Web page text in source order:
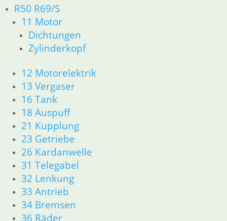
R50 R69/S
11 Motor
Dichtungen
Zylinderkopf
12 Motorelektrik
13 Vergaser
16 Tank
18 Auspuff
21 Kupplung
23 Getriebe
26 Kardanwelle
31 Telegabel
32 Lenkung
33 Antrieb
34 Bremsen
36 Räder
36 Räder
46 Rahmen Verkleidung R25/3
51 Spiegel & Schlösser
61 Fahrzeugelektrik
62 Instrumente
R26 & R27
11 Motor
Dichtungen
Zylinderkopf r26-r27
12 Motorelektrik
13 Vergaser
16 Tank
18 Auspuff
21 Kupplung
23 Getriebe
26 Kardanwelle
31 Telegabel
32 Lenkung